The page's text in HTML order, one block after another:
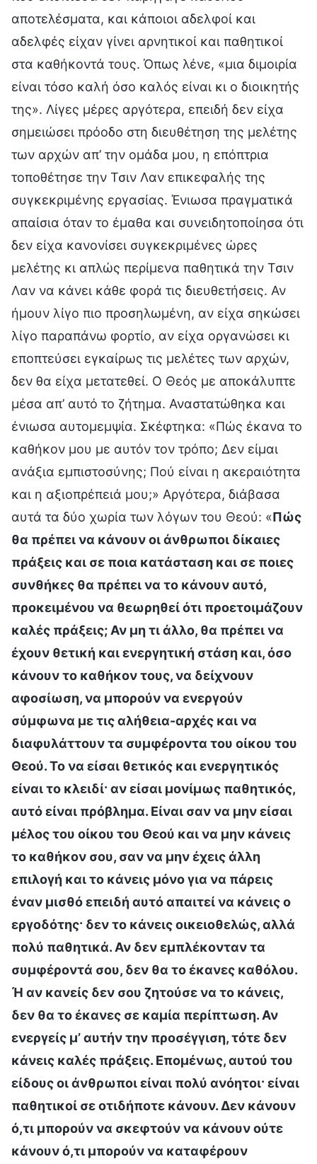
αποτελέσματα, και κάποιοι αδελφοί και
αδελφές είχαν γίνει αρνητικοί και παθητικοί
στα καθήκοντά τους. Όπως λένε, «μια διμοιρία
είναι τόσο καλή όσο καλός είναι κι ο διοικητής
της». Λίγες μέρες αργότερα, επειδή δεν είχα
σημειώσει πρόοδο στη διευθέτηση της μελέτης
των αρχών απ’ την ομάδα μου, η επόπτρια
τοποθέτησε την Τσιν Λαν επικεφαλής της
συγκεκριμένης εργασίας. Ένιωσα πραγματικά
απαίσια όταν το έμαθα και συνειδητοποίησα ότι
δεν είχα κανονίσει συγκεκριμένες ώρες
μελέτης κι απλώς περίμενα παθητικά την Τσιν
Λαν να κάνει κάθε φορά τις διευθετήσεις. Αν
ήμουν λίγο πιο προσηλωμένη, αν είχα σηκώσει
λίγο παραπάνω φορτίο, αν είχα οργανώσει κι
εποπτεύσει εγκαίρως τις μελέτες των αρχών,
δεν θα είχα μετατεθεί. Ο Θεός με αποκάλυπτε
μέσα απ’ αυτό το ζήτημα. Αναστατώθηκα και
ένιωσα αυτομεμψία. Σκέφτηκα: «Πώς έκανα το
καθήκον μου με αυτόν τον τρόπο; Δεν είμαι
ανάξια εμπιστοσύνης; Πού είναι η ακεραιότητα
και η αξιοπρέπειά μου;» Αργότερα, διάβασα
αυτά τα δύο χωρία των λόγων του Θεού: «Πώς
θα πρέπει να κάνουν οι άνθρωποι δίκαιες
πράξεις και σε ποια κατάσταση και σε ποιες
συνθήκες θα πρέπει να το κάνουν αυτό,
προκειμένου να θεωρηθεί ότι προετοιμάζουν
καλές πράξεις; Αν μη τι άλλο, θα πρέπει να
έχουν θετική και ενεργητική στάση και, όσο
κάνουν το καθήκον τους, να δείχνουν
αφοσίωση, να μπορούν να ενεργούν
σύμφωνα με τις αλήθεια-αρχές και να
διαφυλάττουν τα συμφέροντα του οίκου του
Θεού. Το να είσαι θετικός και ενεργητικός
είναι το κλειδί· αν είσαι μονίμως παθητικός,
αυτό είναι πρόβλημα. Είναι σαν να μην είσαι
μέλος του οίκου του Θεού και να μην κάνεις
το καθήκον σου, σαν να μην έχεις άλλη
επιλογή και το κάνεις μόνο για να πάρεις
έναν μισθό επειδή αυτό απαιτεί να κάνεις ο
εργοδότης· δεν το κάνεις οικειοθελώς, αλλά
πολύ παθητικά. Αν δεν εμπλέκονταν τα
συμφέροντά σου, δεν θα το έκανες καθόλου.
Ή αν κανείς δεν σου ζητούσε να το κάνεις,
δεν θα το έκανες σε καμία περίπτωση. Αν
ενεργείς μ’ αυτήν την προσέγγιση, τότε δεν
κάνεις καλές πράξεις. Επομένως, αυτού του
είδους οι άνθρωποι είναι πολύ ανόητοι· είναι
παθητικοί σε οτιδήποτε κάνουν. Δεν κάνουν
ό,τι μπορούν να σκεφτούν να κάνουν ούτε
κάνουν ό,τι μπορούν να καταφέρουν